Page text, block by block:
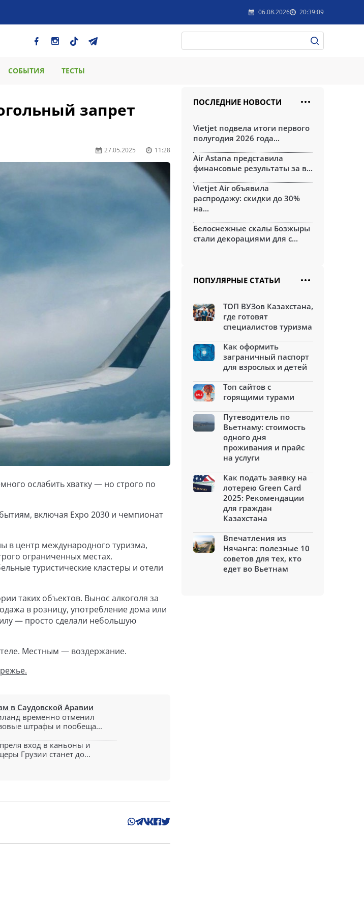
06.08.2026 20:39:09
СОБЫТИЯ ТЕСТЫ
запрет
27.05.2025 11:28
ослабить хватку — но строго по
включая Expo 2030 и чемпионат
в центр международного туризма,
ограниченных местах.
туристические кластеры и отели
таких объектов. Вынос алкоголя за
в розницу, употребление дома или
— просто сделали небольшую
Местным — воздержание.
в Саудовской Аравии
временно отменил
штрафы и пообеща...
вход в каньоны и
Грузии станет до...
ПОСЛЕДНИЕ НОВОСТИ
Vietjet подвела итоги первого
полугодия 2026 года...
Air Astana представила
финансовые результаты за в...
Vietjet Air объявила
распродажу: скидки до 30%
на...
Белоснежные скалы Бозжыры
стали декорациями для с...
ПОПУЛЯРНЫЕ СТАТЬИ
ТОП ВУЗов Казахстана,
где готовят
специалистов туризма
Как оформить
заграничный паспорт
для взрослых и детей
Топ сайтов с
горящими турами
Путеводитель по
Вьетнаму: стоимость
одного дня
проживания и прайс
на услуги
Как подать заявку на
лотерею Green Card
2025: Рекомендации
для граждан
Казахстана
Впечатления из
Нячанга: полезные 10
советов для тех, кто
едет во Вьетнам